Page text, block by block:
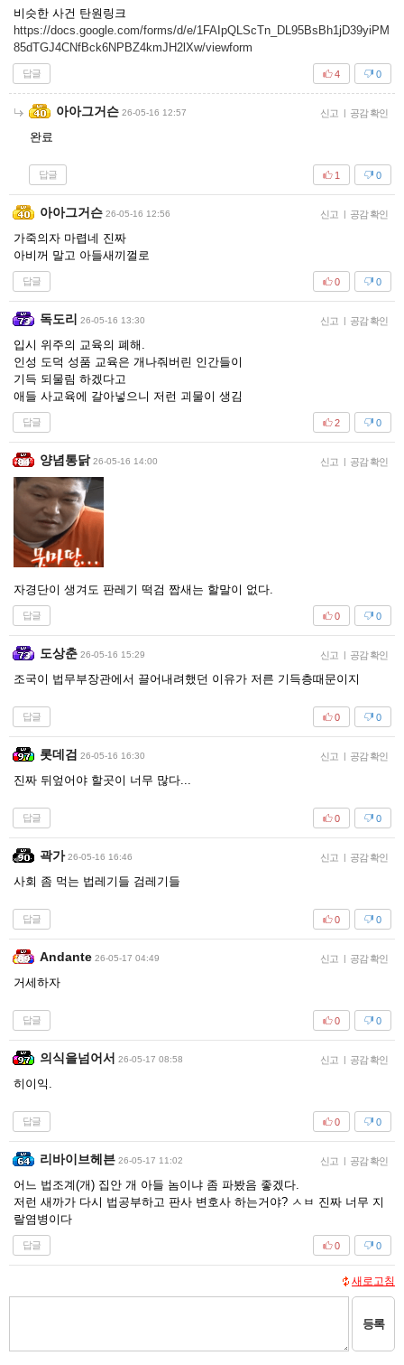
비슷한 사건 탄원링크
https://docs.google.com/forms/d/e/1FAIpQLScTn_DL95BsBh1jD39yiPM
85dTGJ4CNfBck6NPBZ4kmJH2lXw/viewform
답글 0
4
아아그거슨 26-05-16 12:57 신고 | 공감 확인
완료
답글 0
1
아아그거슨 26-05-16 12:56 신고 | 공감 확인
가죽의자 마렵네 진짜
아비꺼 말고 아들새끼껄로
답글 0
0
독도리 26-05-16 13:30 신고 | 공감 확인
입시 위주의 교육의 폐해.
인성 도덕 성품 교육은 개나줘버린 인간들이
기득 되물림 하겠다고
애들 사교육에 갈아넣으니 저런 괴물이 생김
답글 0
2
양념통닭 26-05-16 14:00 신고 | 공감 확인
자경단이 생겨도 판레기 떡검 짭새는 할말이 없다.
답글 0
0
도상춘 26-05-16 15:29 신고 | 공감 확인
조국이 법무부장관에서 끌어내려했던 이유가 저른 기득층때문이지
답글 0
0
롯데검 26-05-16 16:30 신고 | 공감 확인
진짜 뒤엎어야 할곳이 너무 많다...
답글 0
0
곽가 26-05-16 16:46 신고 | 공감 확인
사회 좀 먹는 법레기들 검레기들
답글 0
0
Andante 26-05-17 04:49 신고 | 공감 확인
거세하자
답글 0
0
의식을넘어서 26-05-17 08:58 신고 | 공감 확인
히이익.
답글 0
0
리바이브헤븐 26-05-17 11:02 신고 | 공감 확인
어느 법조계(개) 집안 개 아들 놈이냐 좀 파봤음 좋겠다.
저런 새까가 다시 법공부하고 판사 변호사 하는거야? ㅅㅂ 진짜 너무 지
랄염병이다
답글 0
0
새로고침
등록